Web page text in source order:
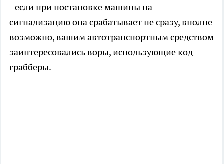
- если при постановке машины на
сигнализацию она срабатывает не сразу, вполне
возможно, вашим автотранспортным средством
заинтересовались воры, использующие код-
грабберы.